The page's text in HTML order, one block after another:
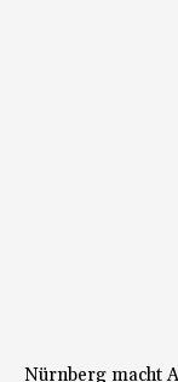
Nürnberg macht